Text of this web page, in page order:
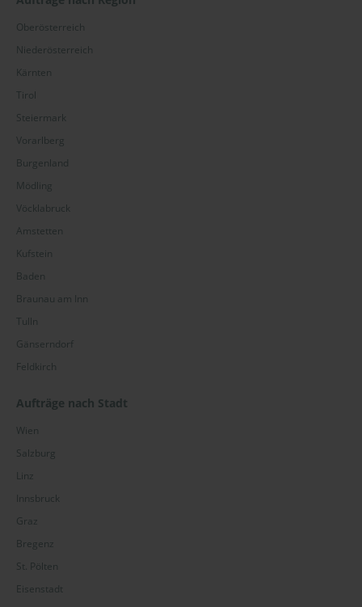
Oberösterreich
Niederösterreich
Kärnten
Tirol
Steiermark
Vorarlberg
Burgenland
Mödling
Vöcklabruck
Amstetten
Kufstein
Baden
Braunau am Inn
Tulln
Gänserndorf
Feldkirch
Aufträge nach Stadt
Wien
Salzburg
Linz
Innsbruck
Graz
Bregenz
St. Pölten
Eisenstadt